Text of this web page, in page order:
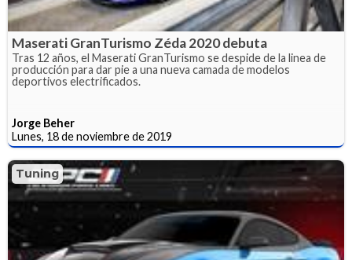
Maserati GranTurismo Zéda 2020 debuta
Tras 12 años, el Maserati GranTurismo se despide de la linea de
producción para dar pie a una nueva camada de modelos
deportivos electrificados.
Jorge Beher
Lunes, 18 de noviembre de 2019
Tuning